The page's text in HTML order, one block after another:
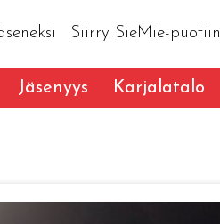
Siirry SieMie-puotiin
Jäsenyys Karjalatalo